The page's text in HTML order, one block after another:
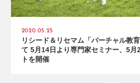
2020.05.25
リシード＆リセマム「バーチャル教
て 5月14日より専門家セミナー、5月
トを開催